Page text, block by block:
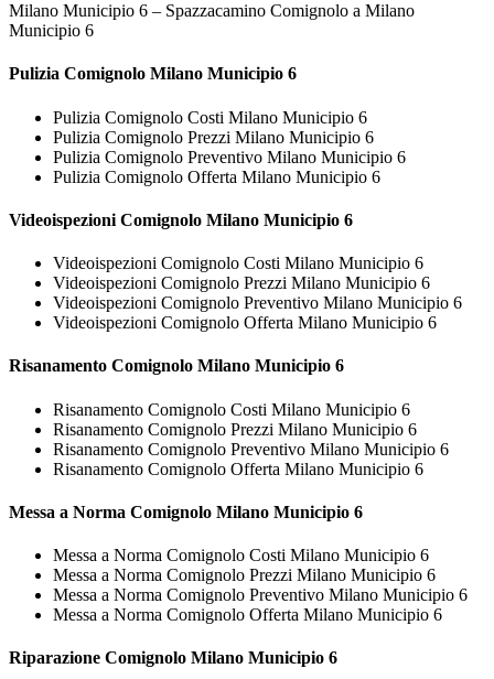
Milano Municipio 6 – Spazzacamino Comignolo a Milano
Municipio 6
Pulizia Comignolo Milano Municipio 6
Pulizia Comignolo Costi Milano Municipio 6
Pulizia Comignolo Prezzi Milano Municipio 6
Pulizia Comignolo Preventivo Milano Municipio 6
Pulizia Comignolo Offerta Milano Municipio 6
Videoispezioni Comignolo Milano Municipio 6
Videoispezioni Comignolo Costi Milano Municipio 6
Videoispezioni Comignolo Prezzi Milano Municipio 6
Videoispezioni Comignolo Preventivo Milano Municipio 6
Videoispezioni Comignolo Offerta Milano Municipio 6
Risanamento Comignolo Milano Municipio 6
Risanamento Comignolo Costi Milano Municipio 6
Risanamento Comignolo Prezzi Milano Municipio 6
Risanamento Comignolo Preventivo Milano Municipio 6
Risanamento Comignolo Offerta Milano Municipio 6
Messa a Norma Comignolo Milano Municipio 6
Messa a Norma Comignolo Costi Milano Municipio 6
Messa a Norma Comignolo Prezzi Milano Municipio 6
Messa a Norma Comignolo Preventivo Milano Municipio 6
Messa a Norma Comignolo Offerta Milano Municipio 6
Riparazione Comignolo Milano Municipio 6